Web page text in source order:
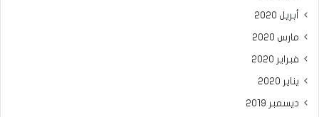
أبريل 2020
مارس 2020
فبراير 2020
يناير 2020
ديسمبر 2019